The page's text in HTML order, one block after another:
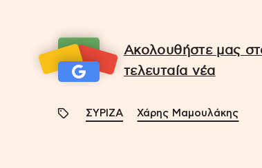
Ακολουθήστε μας
τελευταία νέα
ΣΥΡΙΖΑ Χάρης Μαμουλάκης